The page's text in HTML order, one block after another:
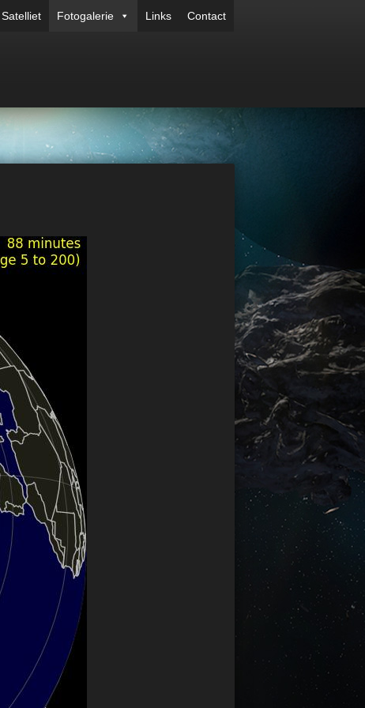
Satelliet Fotogalerie Links Contact